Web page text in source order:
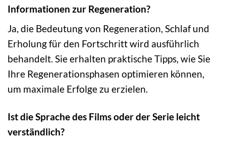
Informationen zur Regeneration?
Ja, die Bedeutung von Regeneration, Schlaf und
Erholung für den Fortschritt wird ausführlich
behandelt. Sie erhalten praktische Tipps, wie Sie
Ihre Regenerationsphasen optimieren können,
um maximale Erfolge zu erzielen.
Ist die Sprache des Films oder der Serie leicht
verständlich?